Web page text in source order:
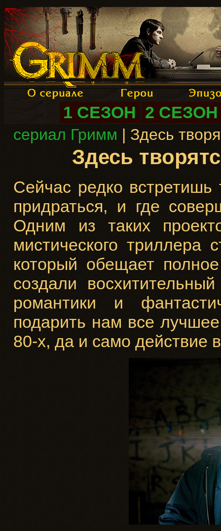
1 СЕЗОН 2 СЕЗОН
сериал Гримм | Здесь
Здесь
Сейчас редко
придраться, и где
Одним из таких
мистического триллера
который обещает
создали
романтики и
подарить нам все
80-х, да и само действие